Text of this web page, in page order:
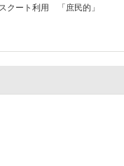
クート利用 「庶民的」